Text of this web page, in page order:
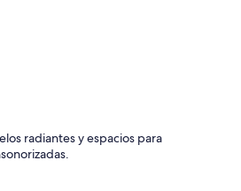
radiantes y espacios para